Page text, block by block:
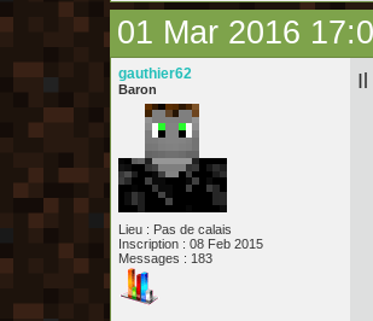
01 Mar 2016
gauthier62
Baron
Lieu : Pas de calais
Inscription : 08 Feb 2015
Messages : 183